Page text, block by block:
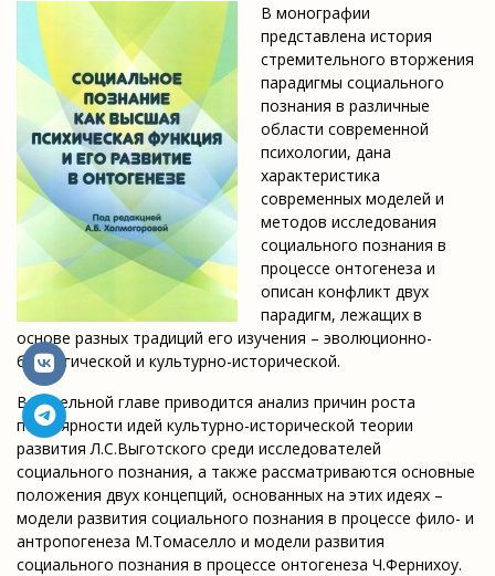
В монографии
представлена история
стремительного вторжения
парадигмы социального
познания в различные
области современной
психологии, дана
характеристика
современных моделей и
методов исследования
социального познания в
процессе онтогенеза и
описан конфликт двух
парадигм, лежащих в
основе разных традиций его изучения – эволюционно-
биологической и культурно-исторической.
В отдельной главе приводится анализ причин роста
популярности идей культурно-исторической теории
развития Л.С.Выготского среди исследователей
социального познания, а также рассматриваются основные
положения двух концепций, основанных на этих идеях –
модели развития социального познания в процессе фило- и
антропогенеза М.Томаселло и модели развития
социального познания в процессе онтогенеза Ч.Фернихоу.